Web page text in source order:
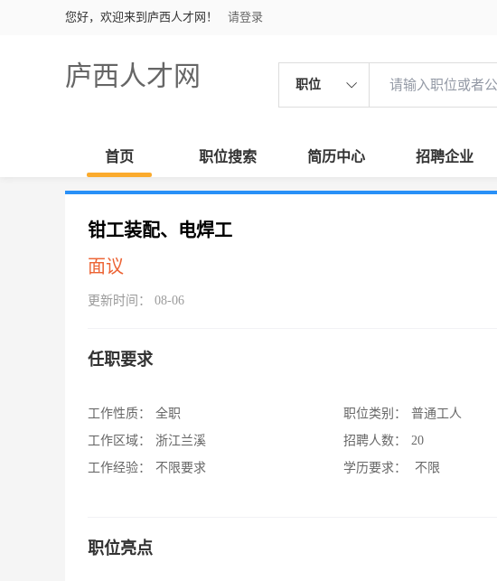
您好，欢迎来到庐西人才网！ 请登录
庐西人才网 职位
首页 职位搜索 简历中心 招聘企业
钳工装配、电焊工
面议
更新时间： 08-06
任职要求
工作性质：
全职
工作区域：
浙江兰溪
工作经验：
不限要求
职位类别：
普通工人
招聘人数：
20
学历要求：
不限
职位亮点